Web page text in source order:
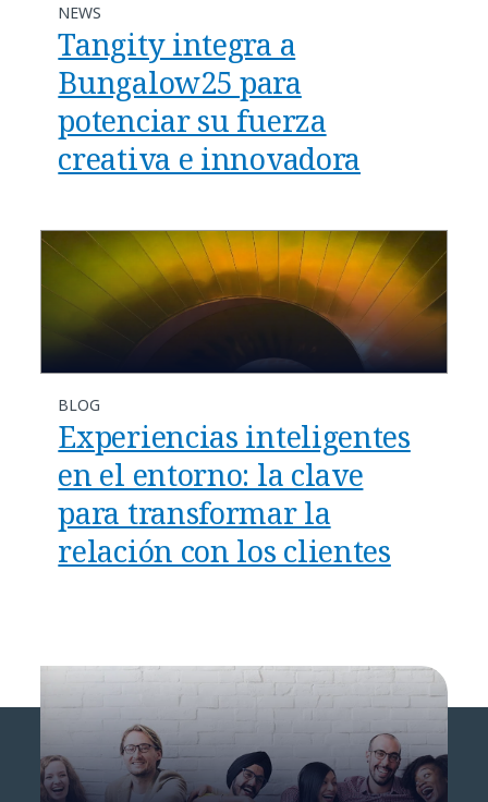
NEWS
Tangity integra a
Bungalow25 para
potenciar su fuerza
creativa e innovadora
BLOG
Experiencias inteligentes
en el entorno: la clave
para transformar la
relación con los clientes